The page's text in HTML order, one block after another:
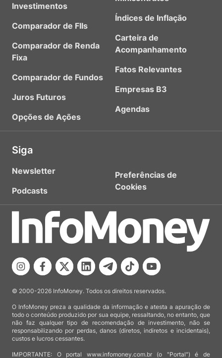
Investimentos
Comparador de FIIs
Comparador de Renda
Fixa
Comparador de Fundos
Juros Futuros
Opções de Ações
Índices de Inflação
Carteira de
Acompanhamento
Fatos Relevantes
Empresas B3
Agendas
Siga
Newsletter
Podcasts
Preferências de
Cookies
© 2000-2026 InfoMoney. Todos os direitos reservados.
O InfoMoney preza a qualidade da informação e atesta a apuração de
todo o conteúdo produzido por sua equipe, ressaltando, no entanto, que
não faz qualquer tipo de recomendação de investimento, não se
responsabilizando por perdas, danos (diretos, indiretos e incidentais),
custos e lucros cessantes.
IMPORTANTE: O portal www.infomoney.com.br (o "Portal") é de